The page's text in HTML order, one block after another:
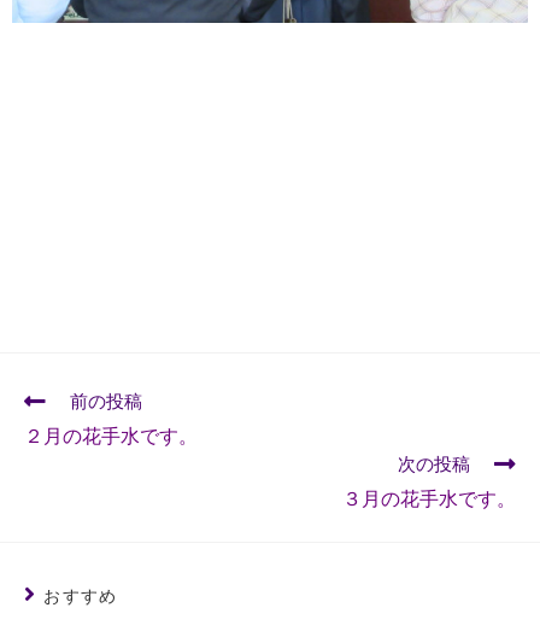
前の投稿
２月の花手水です。
次の投稿
３月の花手水です。
おすすめ